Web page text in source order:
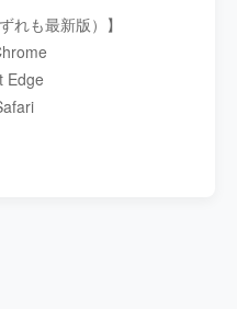
れも最新版）】
Edge